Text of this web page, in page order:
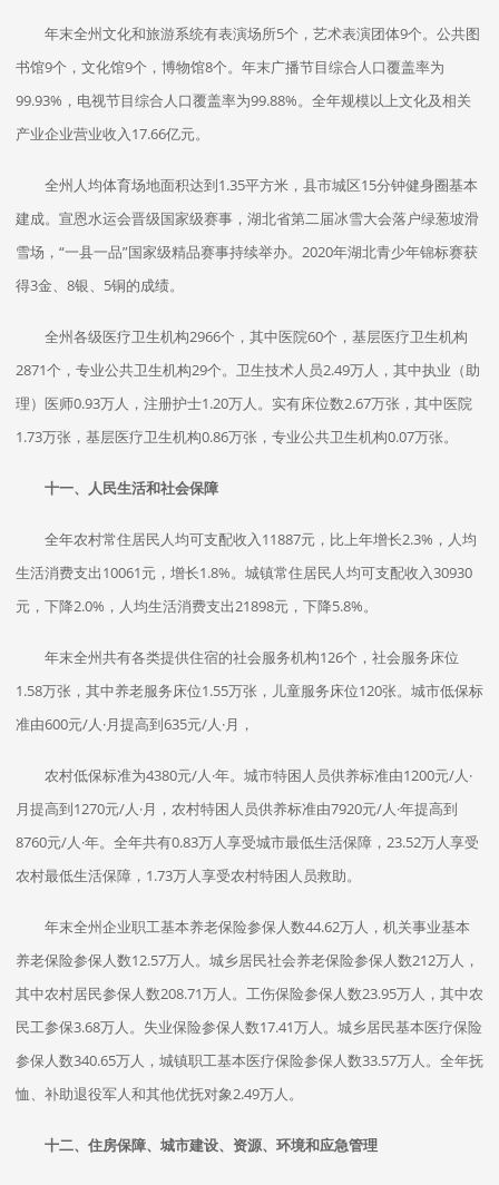
年末全州文化和旅游系统有表演场所5个，艺术表演团体9个。公共图
书馆9个，文化馆9个，博物馆8个。年末广播节目综合人口覆盖率为
99.93%，电视节目综合人口覆盖率为99.88%。全年规模以上文化及相关
产业企业营业收入17.66亿元。
全州人均体育场地面积达到1.35平方米，县市城区15分钟健身圈基本
建成。宣恩水运会晋级国家级赛事，湖北省第二届冰雪大会落户绿葱坡滑
雪场，“一县一品”国家级精品赛事持续举办。2020年湖北青少年锦标赛获
得3金、8银、5铜的成绩。
全州各级医疗卫生机构2966个，其中医院60个，基层医疗卫生机构
2871个，专业公共卫生机构29个。卫生技术人员2.49万人，其中执业（助
理）医师0.93万人，注册护士1.20万人。实有床位数2.67万张，其中医院
1.73万张，基层医疗卫生机构0.86万张，专业公共卫生机构0.07万张。
十一、人民生活和社会保障
全年农村常住居民人均可支配收入11887元，比上年增长2.3%，人均
生活消费支出10061元，增长1.8%。城镇常住居民人均可支配收入30930
元，下降2.0%，人均生活消费支出21898元，下降5.8%。
年末全州共有各类提供住宿的社会服务机构126个，社会服务床位
1.58万张，其中养老服务床位1.55万张，儿童服务床位120张。城市低保标
准由600元/人·月提高到635元/人·月，
农村低保标准为4380元/人·年。城市特困人员供养标准由1200元/人·
月提高到1270元/人·月，农村特困人员供养标准由7920元/人·年提高到
8760元/人·年。全年共有0.83万人享受城市最低生活保障，23.52万人享受
农村最低生活保障，1.73万人享受农村特困人员救助。
年末全州企业职工基本养老保险参保人数44.62万人，机关事业基本
养老保险参保人数12.57万人。城乡居民社会养老保险参保人数212万人，
其中农村居民参保人数208.71万人。工伤保险参保人数23.95万人，其中农
民工参保3.68万人。失业保险参保人数17.41万人。城乡居民基本医疗保险
参保人数340.65万人，城镇职工基本医疗保险参保人数33.57万人。全年抚
恤、补助退役军人和其他优抚对象2.49万人。
十二、住房保障、城市建设、资源、环境和应急管理